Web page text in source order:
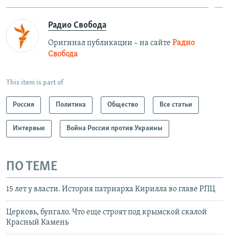
Радио Свобода
Оригинал публикации – на сайте Радио
Свобода
This item is part of
Россия Политика Общество Все статьи
Интервью Война России против Украины
ПО ТЕМЕ
15 лет у власти. История патриарха Кирилла во главе РПЦ
Церковь, бунгало. Что еще строят под крымской скалой
Красный Камень